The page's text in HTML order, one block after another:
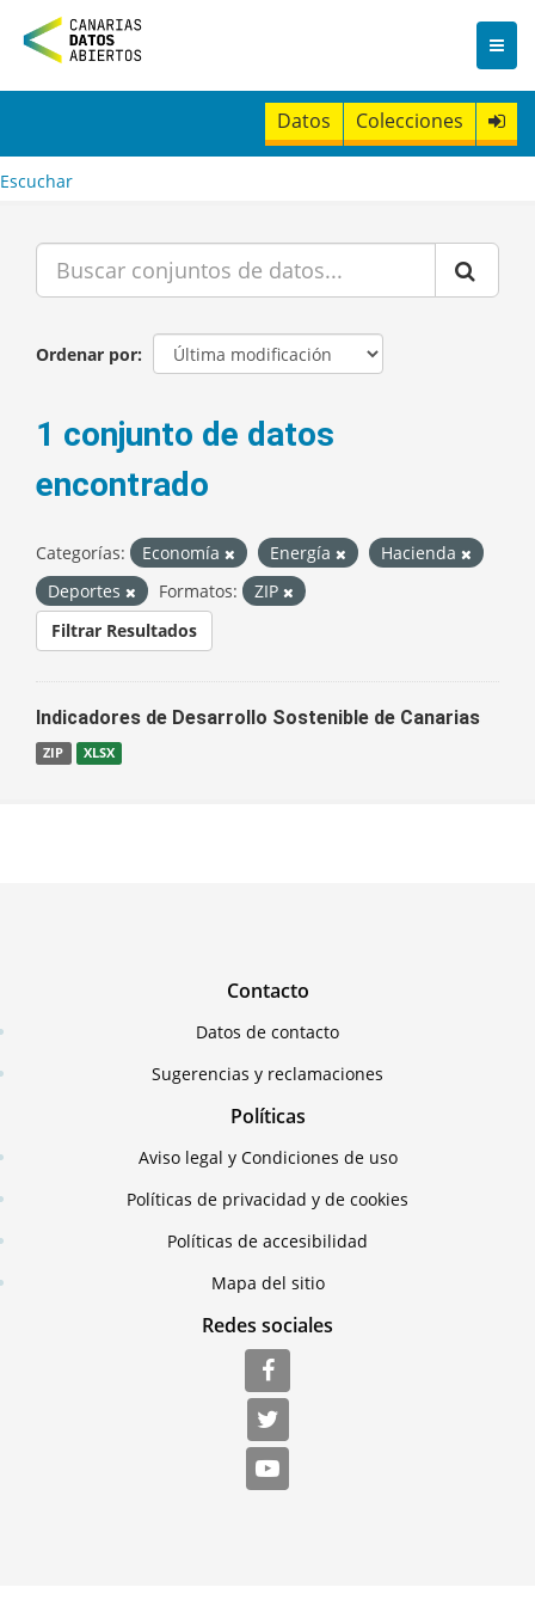
n
t
Datos Colecciones
Escuchar
Ordenar por
1 conjunto de datos
encontrado
Categorías: Economía Energía
Hacienda
Deportes
Formatos:
ZIP
Filtrar Resultados
Indicadores de Desarrollo Sostenible de Canarias
ZIP XLSX
Contacto
Datos de contacto
Sugerencias y reclamaciones
Políticas
Aviso legal y Condiciones de uso
Políticas de privacidad y de cookies
Políticas de accesibilidad
Mapa del sitio
Redes sociales